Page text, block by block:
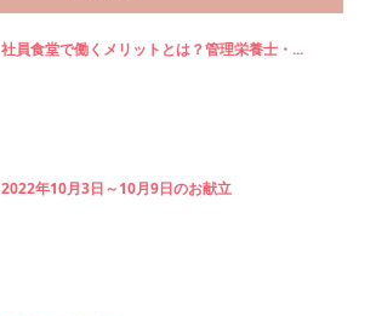
社員食堂で働くメリットとは？管理栄養士・...
2022年10月3日～10月9日のお献立